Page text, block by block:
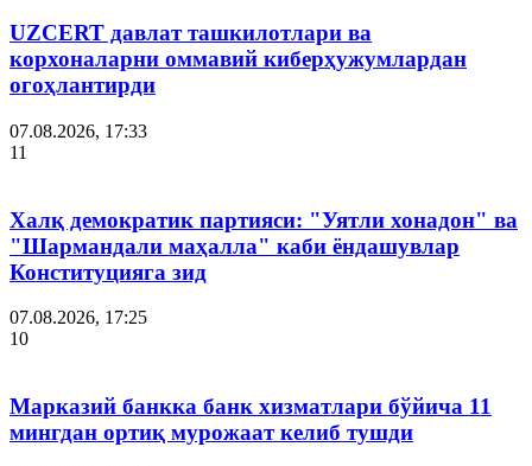
UZCERT давлат ташкилотлари ва
корхоналарни оммавий киберҳужумлардан
огоҳлантирди
07.08.2026, 17:33
11
Халқ демократик партияси: "Уятли хонадон" ва
"Шармандали маҳалла" каби ёндашувлар
Конституцияга зид
07.08.2026, 17:25
10
Марказий банкка банк хизматлари бўйича 11
мингдан ортиқ мурожаат келиб тушди